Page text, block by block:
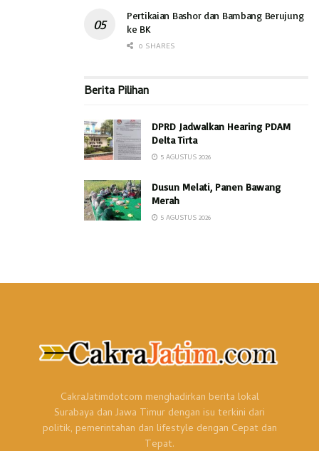
Pertikaian Bashor dan Bambang Berujung
ke BK
0 SHARES
Berita Pilihan
DPRD Jadwalkan Hearing PDAM
Delta Tirta
5 AGUSTUS 2026
Dusun Melati, Panen Bawang
Merah
5 AGUSTUS 2026
CakraJatimdotcom menghadirkan berita lokal
Surabaya dan Jawa Timur dengan isu terkini dari
politik, pemerintahan dan lifestyle dengan Cepat dan
Tepat.